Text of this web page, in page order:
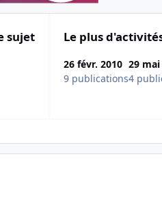
sujet Le plus
26 févr. 2010
9 publications
29 mai
4